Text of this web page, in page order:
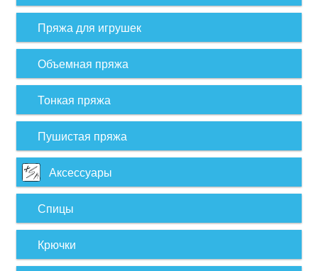
Пряжа для игрушек
Объемная пряжа
Тонкая пряжа
Пушистая пряжа
Аксессуары
Спицы
Крючки